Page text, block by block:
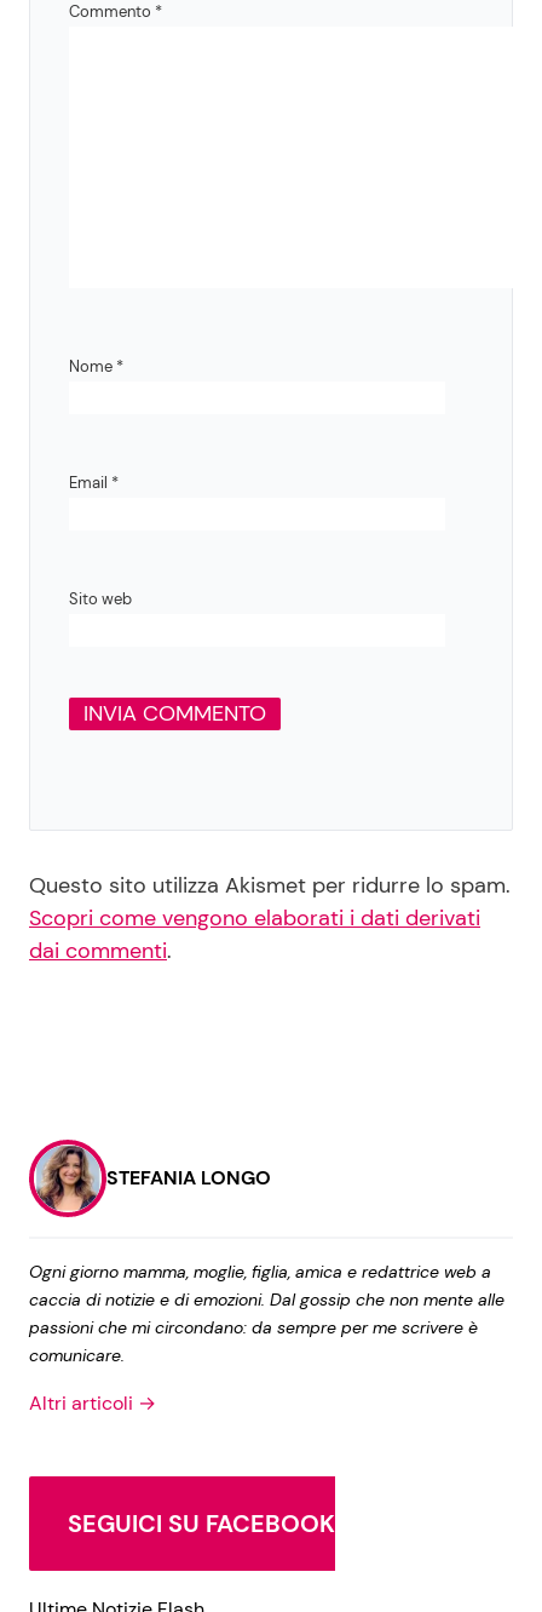
Commento *
Nome *
Email *
Sito web
Questo sito utilizza Akismet per ridurre lo spam.
Scopri come vengono elaborati i dati derivati
dai commenti.
STEFANIA LONGO
Ogni giorno mamma, moglie, figlia, amica e redattrice web a
caccia di notizie e di emozioni. Dal gossip che non mente alle
passioni che mi circondano: da sempre per me scrivere è
comunicare.
Altri articoli →
SEGUICI SU FACEBOOK